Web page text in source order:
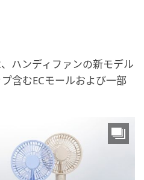
ハンディファンの新モデル
含むECモールおよび一部